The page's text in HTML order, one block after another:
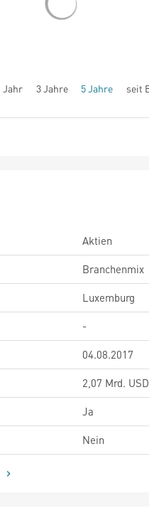
Jahr 3 Jahre 5 Jahre seit
Aktien
Branchenmix
Luxemburg
-
04.08.2017
2,07 Mrd. USD
Ja
Nein